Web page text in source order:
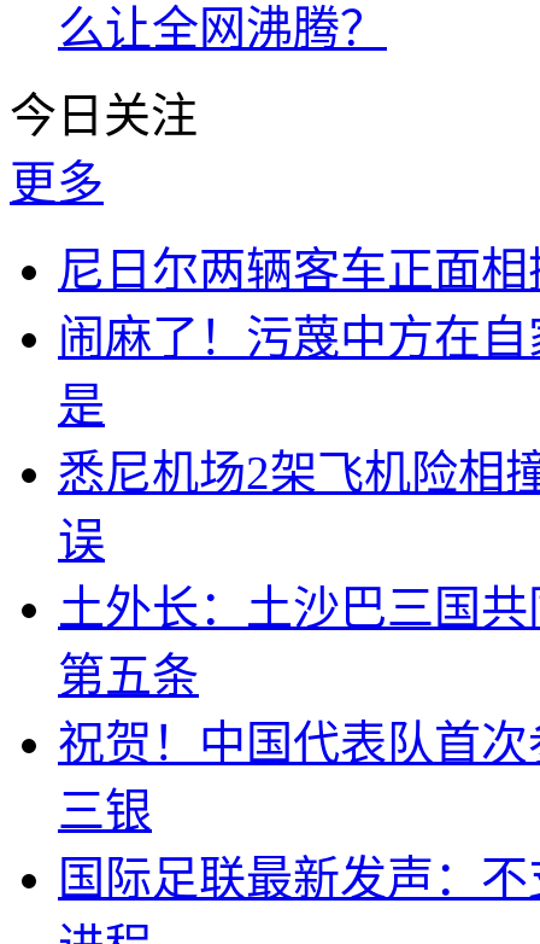
么让全网沸腾？
今日关注
更多
尼日尔两辆客车正面
闹麻了！污蔑中方在
是
悉尼机场2架飞机险相
误
土外长：土沙巴三国
第五条
祝贺！中国代表队首
三银
国际足联最新发声：